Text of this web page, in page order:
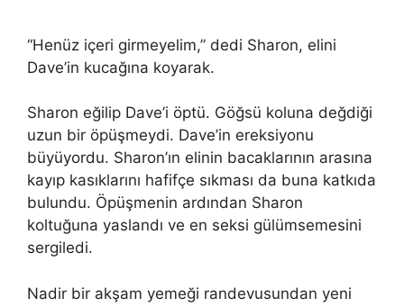
“Henüz içeri girmeyelim,” dedi Sharon, elini
Dave’in kucağına koyarak.
Sharon eğilip Dave’i öptü. Göğsü koluna değdiği
uzun bir öpüşmeydi. Dave’in ereksiyonu
büyüyordu. Sharon’ın elinin bacaklarının arasına
kayıp kasıklarını hafifçe sıkması da buna katkıda
bulundu. Öpüşmenin ardından Sharon
koltuğuna yaslandı ve en seksi gülümsemesini
sergiledi.
Nadir bir akşam yemeği randevusundan yeni